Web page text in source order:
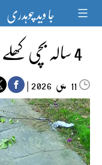
content جا وید چوہدری
4 سالہ بچی کھلے مین ہول میں گر کر جاں بحق
11 مئی‬‮ |